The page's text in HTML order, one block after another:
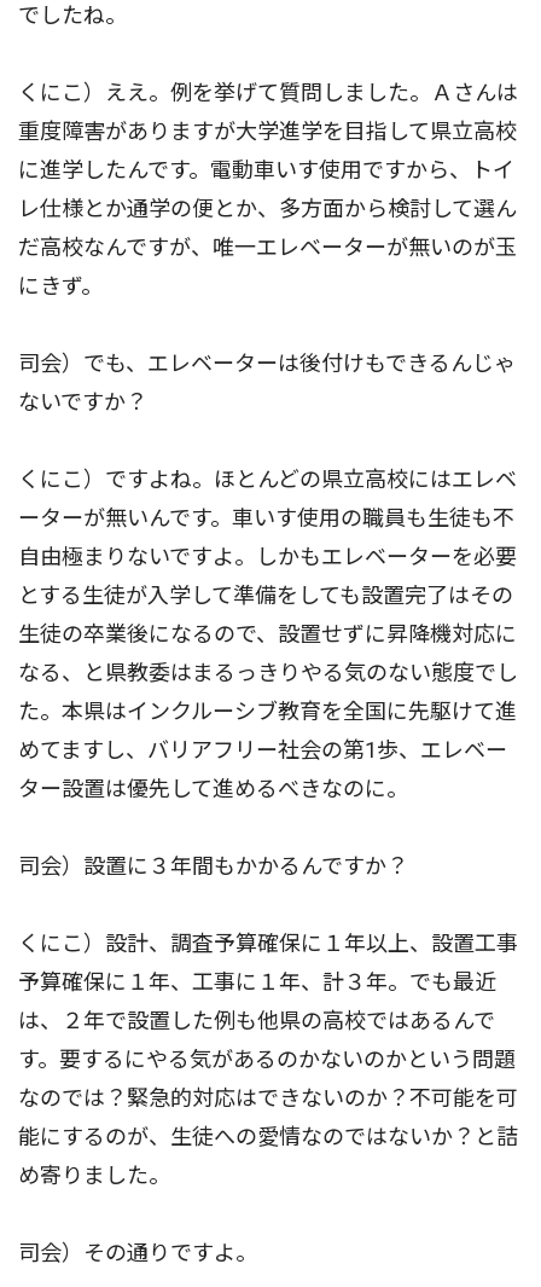
でしたね。
くにこ）ええ。例を挙げて質問しました。Ａさんは
重度障害がありますが大学進学を目指して県立高校
に進学したんです。電動車いす使用ですから、トイ
レ仕様とか通学の便とか、多方面から検討して選ん
だ高校なんですが、唯一エレベーターが無いのが玉
にきず。
司会）でも、エレベーターは後付けもできるんじゃ
ないですか？
くにこ）ですよね。ほとんどの県立高校にはエレベ
ーターが無いんです。車いす使用の職員も生徒も不
自由極まりないですよ。しかもエレベーターを必要
とする生徒が入学して準備をしても設置完了はその
生徒の卒業後になるので、設置せずに昇降機対応に
なる、と県教委はまるっきりやる気のない態度でし
た。本県はインクルーシブ教育を全国に先駆けて進
めてますし、バリアフリー社会の第1歩、エレベー
ター設置は優先して進めるべきなのに。
司会）設置に３年間もかかるんですか？
くにこ）設計、調査予算確保に１年以上、設置工事
予算確保に１年、工事に１年、計３年。でも最近
は、２年で設置した例も他県の高校ではあるんで
す。要するにやる気があるのかないのかという問題
なのでは？緊急的対応はできないのか？不可能を可
能にするのが、生徒への愛情なのではないか？と詰
め寄りました。
司会）その通りですよ。